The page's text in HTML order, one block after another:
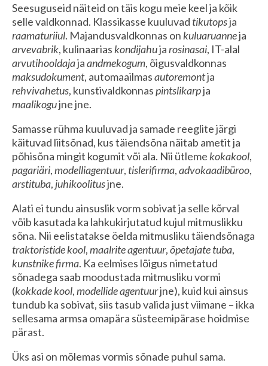
Seesuguseid näiteid on täis kogu meie keel ja kõik
selle valdkonnad. Klassikasse kuuluvad tikutopsja
raamaturiiul. Majandusvaldkonnas on kuluaruanneja
arvevabrik, kulinaarias kondijahujarosinasai, IT-alal
arvutihooldajajaandmekogum, õigusvaldkonnas
maksudokument, automaailmasautoremontja
rehvivahetus, kunstivaldkonnaspintslikarpja
maalikogujne jne.
Samasse rühma kuuluvad ja samade reeglite järgi
käituvad liitsõnad, kus täiendsõna näitab ametit ja
põhisõna mingit kogumit või ala. Nii ütleme kokakool,
pagariäri,modelliagentuur, tislerifirma,advokaadibüroo,
arstituba, juhikoolitusjne.
Alati ei tundu ainsuslik vorm sobivat ja selle kõrval
võib kasutada ka lahkukirjutatud kujul mitmuslikku
sõna. Nii eelistatakse öelda mitmusliku täiendsõnaga
traktoristide kool,maalrite agentuur,õpetajate tuba,
kunstnike firma. Ka eelmises lõigus nimetatud
sõnadega saab moodustada mitmusliku vormi
(kokkade kool,modellide agentuurjne), kuid kui ainsus
tundub ka sobivat, siis tasub valida just viimane – ikka
sellesama armsa omapära süsteemipärase hoidmise
pärast.
Üks asi on mõlemas vormis sõnade puhul sama.